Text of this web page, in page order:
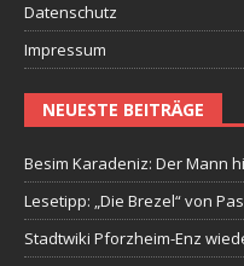
Datenschutz
Impressum
NEUESTE BEITRÄGE
Besim Karadeniz: Der Mann
Lesetipp: „Die Brezel“ von
Stadtwiki Pforzheim-Enz